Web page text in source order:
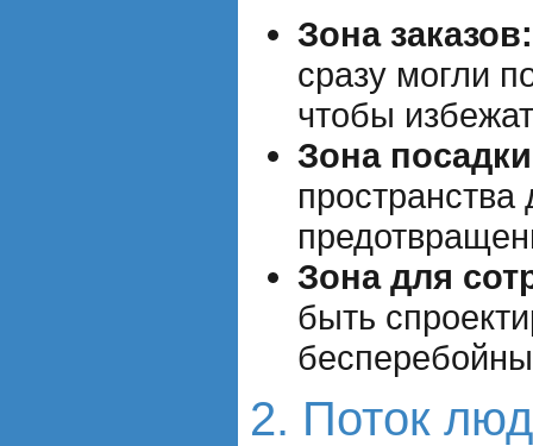
Зона заказов:
сразу могли
чтобы
Зона
Зона для
быть
2. Поток